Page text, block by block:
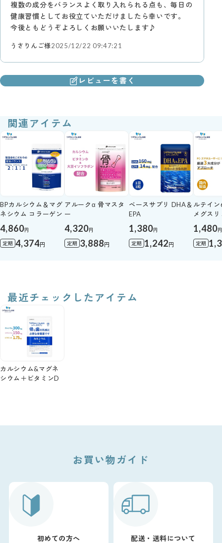
複数の成分をバランスよく取り入れられる点も、毎日の
健康習慣としてお役立ていただけましたら幸いです。
今後ともどうぞよろしくお願いいたします♪
うさりんご様2025/12/22 09:47:21
レビューを書く
関連アイテム
BPカルシウム＆マグ
ネシウム コラーゲン
4,860円
定期 4,374円
アルークα 骨マスタ
ー
4,320円
定期 3,888円
ベースサプリ DHA＆
EPA
1,380円
定期 1,242円
ルテイ
メグス
1,480円
定期
最近チェックしたアイテム
カルシウム&マグネ
シウム＋ビタミンD
お買い物ガイド
初めての方へ 配送・送料について